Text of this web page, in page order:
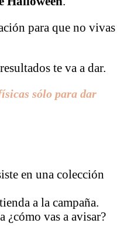
para que no vivas
te va a dar.
sólo para dar
en una colección
a la campaña.
vas a avisar?